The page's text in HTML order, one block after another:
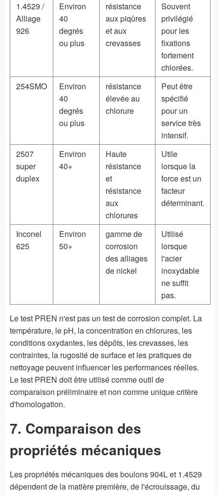
1.4529 /
Alliage
926
Environ
40
degrés
ou plus
résistance
aux piqûres
et aux
crevasses
Souvent
privilégié
pour les
fixations
fortement
chlorées.
254SMO
Environ
40
degrés
ou plus
résistance
élevée au
chlorure
Peut être
spécifié
pour un
service très
intensif.
2507
super
duplex
Environ
40+
Haute
résistance
et
résistance
aux
chlorures
Utile
lorsque la
force est un
facteur
déterminant.
Inconel
625
Environ
50+
gamme de
corrosion
des alliages
de nickel
Utilisé
lorsque
l'acier
inoxydable
ne suffit
pas.
Le test PREN n'est pas un test de corrosion complet. La
température, le pH, la concentration en chlorures, les
conditions oxydantes, les dépôts, les crevasses, les
contraintes, la rugosité de surface et les pratiques de
nettoyage peuvent influencer les performances réelles.
Le test PREN doit être utilisé comme outil de
comparaison préliminaire et non comme unique critère
d'homologation.
7. Comparaison des
propriétés mécaniques
Les propriétés mécaniques des boulons 904L et 1.4529
dépendent de la matière première, de l'écrouissage, du